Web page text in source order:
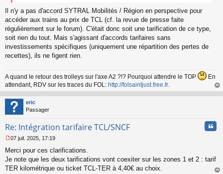
Il n'y a pas d'accord SYTRAL Mobilités / Région en perspective pour
accéder aux trains au prix de TCL (cf. la revue de presse faite
régulièrement sur le forum). C'était donc soit une tarification de ce type,
soit rien du tout. Mais s'agissant d'accords tarifaires sans
investissements spécifiques (uniquement une répartition des pertes de
recettes), ils ne figent rien.
A quand le retour des trolleys sur l'axe A2 ?!? Pourquoi attendre le TOP
En
attendant, RDV sur les traces du FOL: http://folsaintjust.free.fr.
au
eric
Passager
Re: Intégration tarifaire TCL/SNCF
e
s
s
07 juil. 2025, 17:19
Merci pour ces clarifications.
Je note que les deux tarifications vont coexiter sur les zones 1 et 2 : tarif
TER kilométrique ou ticket TCL-TER à 4,40€ au choix.